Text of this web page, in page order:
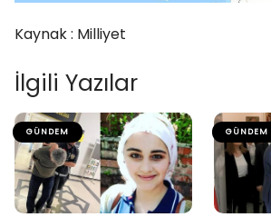
Kaynak : Milliyet
İlgili Yazılar
GÜNDEM GÜNDEM